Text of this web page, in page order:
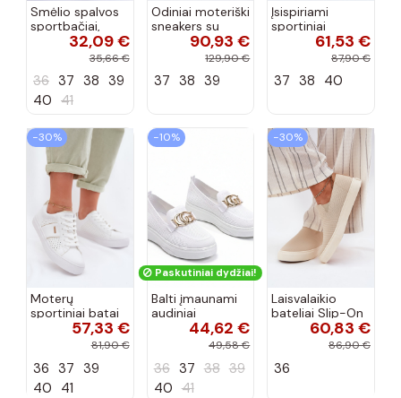
Smėlio spalvos
sportbačiai,
dekoruoti Valdez
cirkonio virvele
32,09 €
35,66 €
36 37 38 39
40 41
Odiniai moteriški
sneakers su
platforma D&A
CR61-3133
90,93 €
129,90 €
37 38 39
Įsispiriami
sportiniai
bateliai Kobbo
102425 smėlio
61,53 €
87,90 €
37 38 40
−30%
Moterų
sportiniai batai
su ažūro
elementais Big
baltos spalvos
57,33 €
81,90 €
36 37 39
40 41
−10%
Paskutiniai dydžiai!
Balti įmaunami
audiniai
sportbačiai su
44,62 €
49,58 €
36 37 38 39
40 41
−30%
Laisvalaikio
bateliai Slip-On
Big Star
RR274721 smėlio
60,83 €
86,90 €
36